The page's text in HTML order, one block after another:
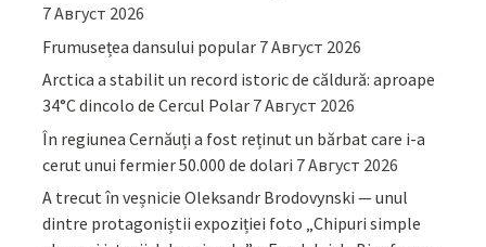
7 Август 2026
Frumusețea dansului popular 7 Август 2026
Arctica a stabilit un record istoric de căldură: aproape
34°C dincolo de Cercul Polar 7 Август 2026
În regiunea Cernăuți a fost reținut un bărbat care i-a
cerut unui fermier 50.000 de dolari 7 Август 2026
A trecut în veșnicie Oleksandr Brodovynski — unul
dintre protagoniștii expoziției foto „Chipuri simple